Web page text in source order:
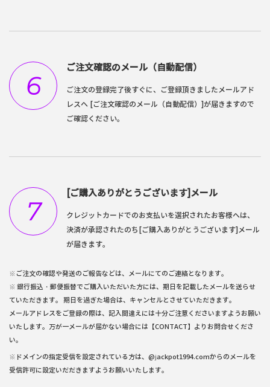
6
ご注文確認のメール（自動配信）
ご注文の登録完了後すぐに、ご登録頂きましたメールアド
レスへ [ご注文確認のメール（自動配信）]が届きますので
ご確認ください。
7
[ご購入ありがとうございます]メール
クレジットカードでのお支払いを選択されたお客様へは、
決済が承認されたのち[ご購入ありがとうございます]メール
が届きます。
※ご注文の確認や発送のご報告などは、メールにてのご連絡となります。
※ 銀行振込・郵便振替でご購入いただいた方には、期日を記載したメールを送らせ
ていただきます。 期日を過ぎた場合は、キャンセルとさせていただきます。
メールアドレスをご登録の際は、記入間違えには十分ご注意くださいますようお願い
いたします。万が一メールが届かない場合には 【CONTACT】 よりお問合せくださ
い。
※ドメインの指定受信を設定されている方は、@jackpot1994.comからのメールを
受信許可に設定いだだきますようお願いいたします。